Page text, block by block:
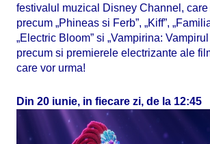
festivalul muzical Disney Channel,
precum „Phineas si Ferb”, „Kiff”,
„Electric Bloom” si „Vampirina:
precum si premierele electrizante ale
care vor urma!
Din 20 iunie, in fiecare zi, de la 12:45